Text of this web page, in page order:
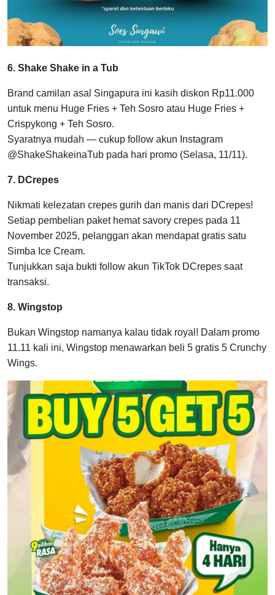
6. Shake Shake in a Tub
Brand camilan asal Singapura ini kasih diskon Rp11.000
untuk menu Huge Fries + Teh Sosro atau Huge Fries +
Crispykong + Teh Sosro.
Syaratnya mudah — cukup follow akun Instagram
@ShakeShakeinaTub pada hari promo (Selasa, 11/11).
7. DCrepes
Nikmati kelezatan crepes gurih dan manis dari DCrepes!
Setiap pembelian paket hemat savory crepes pada 11
November 2025, pelanggan akan mendapat gratis satu
Simba Ice Cream.
Tunjukkan saja bukti follow akun TikTok DCrepes saat
transaksi.
8. Wingstop
Bukan Wingstop namanya kalau tidak royal! Dalam promo
11.11 kali ini, Wingstop menawarkan beli 5 gratis 5 Crunchy
Wings.